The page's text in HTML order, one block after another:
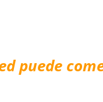
puede